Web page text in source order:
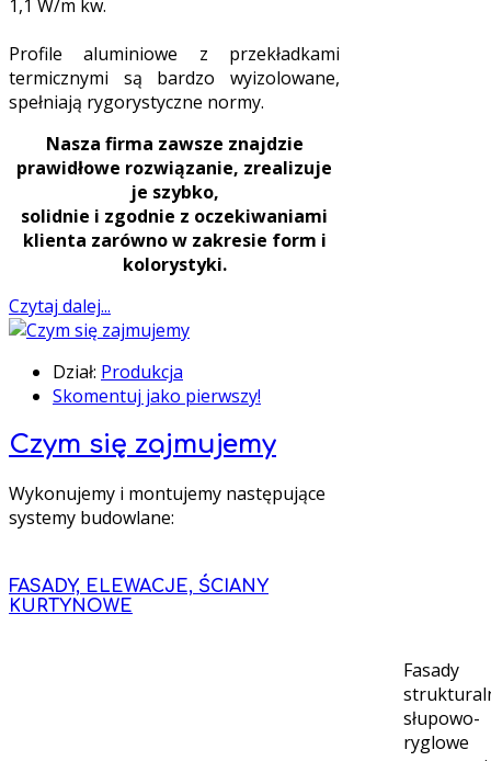
1,1 W/m kw.
Profile aluminiowe z przekładkami
termicznymi są bardzo wyizolowane,
spełniają rygorystyczne normy.
Nasza firma zawsze znajdzie
prawidłowe rozwiązanie, zrealizuje
je szybko,
solidnie i zgodnie z oczekiwaniami
klienta zarówno w zakresie form i
kolorystyki.
Czytaj dalej...
Dział: Produkcja
Skomentuj jako pierwszy!
Czym się zajmujemy
Wykonujemy i montujemy następujące
systemy budowlane:
FASADY, ELEWACJE, ŚCIANY
KURTYNOWE
Fasady
słupowo-
ryglowe